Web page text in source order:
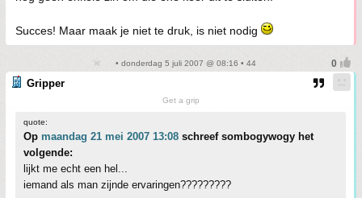
Succes! Maar maak je niet te druk, is niet nodig
• donderdag 5 juli 2007 @ 08:16 • 44
Gripper
Get a grip
quote:
Op maandag 21 mei 2007 13:08 schreef sombogywogy het
volgende:
lijkt me echt een hel...
iemand als man zijnde ervaringen?????????